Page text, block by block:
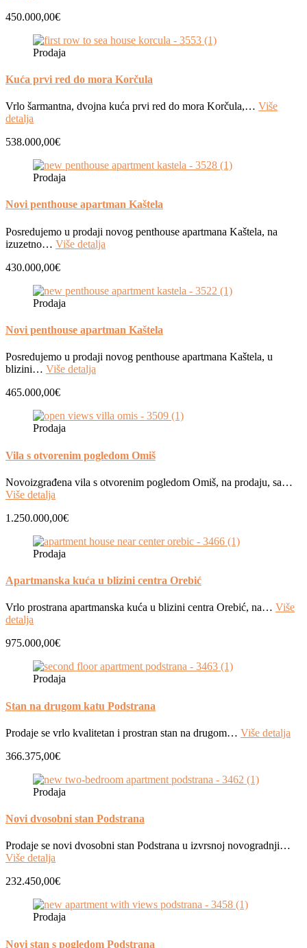
450.000,00€
Prodaja
Kuća prvi red do mora Korčula
Vrlo šarmantna, dvojna kuća prvi red do mora Korčula,… Više
detalja
538.000,00€
Prodaja
Novi penthouse apartman Kaštela
Posredujemo u prodaji novog penthouse apartmana Kaštela, na
izuzetno… Više detalja
430.000,00€
Prodaja
Novi penthouse apartman Kaštela
Posredujemo u prodaji novog penthouse apartmana Kaštela, u
blizini… Više detalja
465.000,00€
Prodaja
Vila s otvorenim pogledom Omiš
Novoizgrađena vila s otvorenim pogledom Omiš, na prodaju, sa…
Više detalja
1.250.000,00€
Prodaja
Apartmanska kuća u blizini centra Orebić
Vrlo prostrana apartmanska kuća u blizini centra Orebić, na… Više
detalja
975.000,00€
Prodaja
Stan na drugom katu Podstrana
Prodaje se vrlo kvalitetan i prostran stan na drugom… Više detalja
366.375,00€
Prodaja
Novi dvosobni stan Podstrana
Prodaje se novi dvosobni stan Podstrana u izvrsnoj novogradnji…
Više detalja
232.450,00€
Prodaja
Novi stan s pogledom Podstrana